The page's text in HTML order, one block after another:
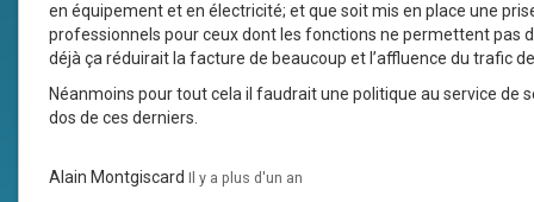
en équipement et en électricité; et que soit mis en place une
professionnels pour ceux dont les fonctions ne permettent pas
déjà ça réduirait la facture de beaucoup et l’affluence du trafic
Néanmoins pour tout cela il faudrait une politique au service de
dos de ces derniers.
Alain Montgiscard Il y a plus d'un an